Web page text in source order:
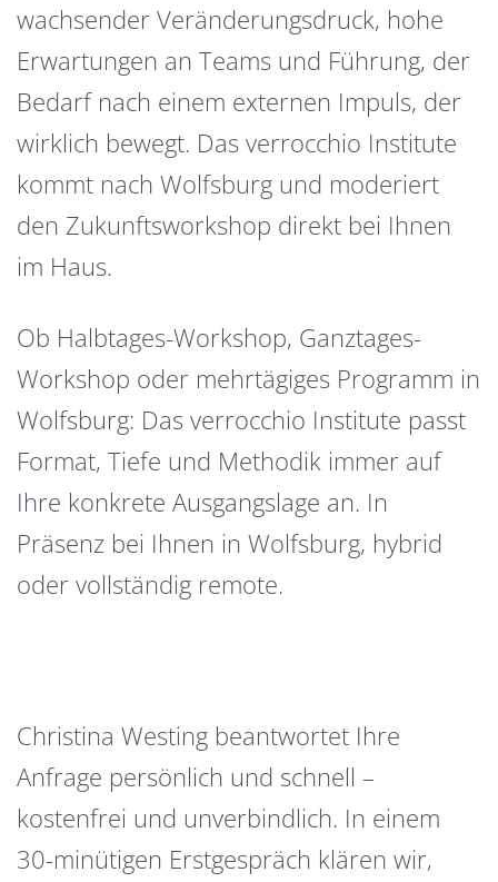
wachsender Veränderungsdruck, hohe
Erwartungen an Teams und Führung, der
Bedarf nach einem externen Impuls, der
wirklich bewegt. Das verrocchio Institute
kommt nach Wolfsburg und moderiert
den Zukunftsworkshop direkt bei Ihnen
im Haus.
Ob Halbtages-Workshop, Ganztages-
Workshop oder mehrtägiges Programm in
Wolfsburg: Das verrocchio Institute passt
Format, Tiefe und Methodik immer auf
Ihre konkrete Ausgangslage an. In
Präsenz bei Ihnen in Wolfsburg, hybrid
oder vollständig remote.
Christina Westing beantwortet Ihre
Anfrage persönlich und schnell –
kostenfrei und unverbindlich. In einem
30-minütigen Erstgespräch klären wir,